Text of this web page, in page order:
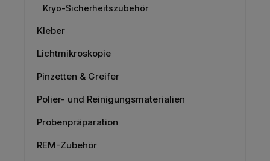
Kryo-Sicherheitszubehör
Kleber
Lichtmikroskopie
Pinzetten & Greifer
Polier- und Reinigungsmaterialien
Probenpräparation
REM-Zubehör